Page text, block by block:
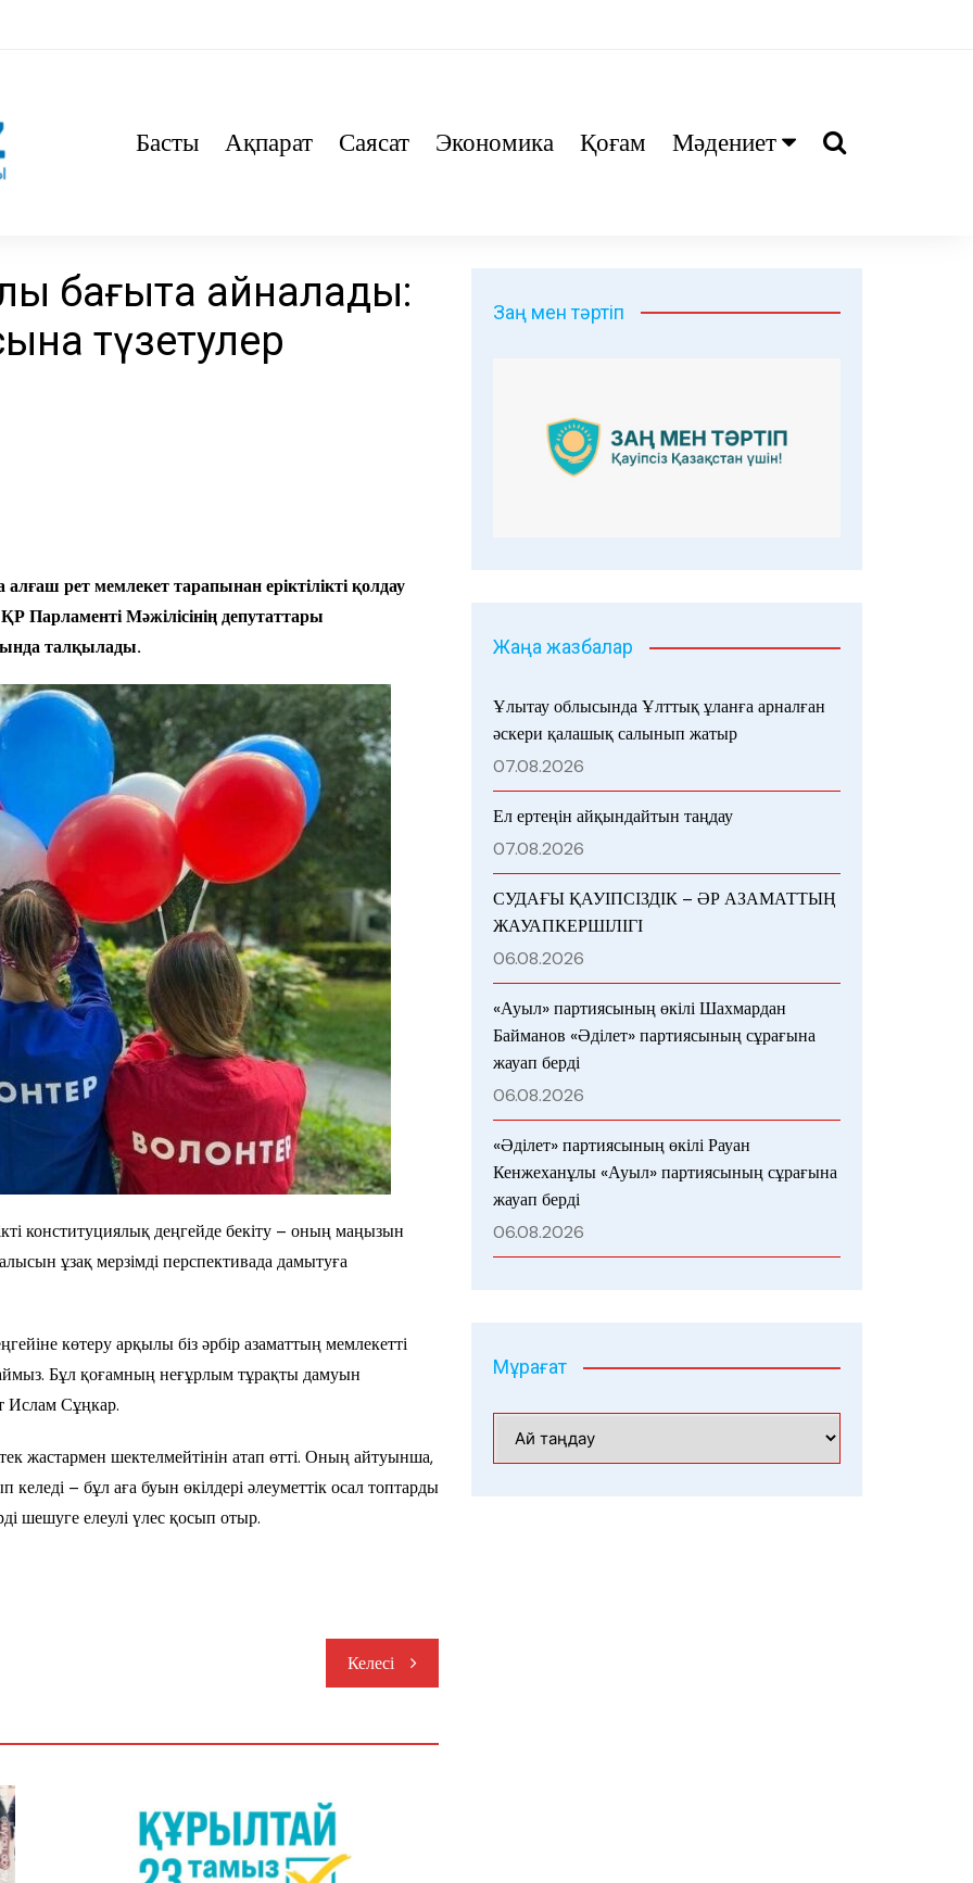
Басты Ақпарат Саясат Экономика Қоғам Мәдениет
бағытқа айналады:
түзетулер
рет мемлекет тарапынан еріктілікті қолдау
Парламенті Мәжілісінің депутаттары
талқылады.
конституциялық деңгейде бекіту – оның маңызын
ұзақ мерзімді перспективада дамытуға
көтеру арқылы біз әрбір азаматтың мемлекетті
Бұл қоғамның неғұрлым тұрақты дамуын
Ислам Сұңкар.
жастармен шектелмейтінін атап өтті. Оның айтуынша,
келеді – бұл аға буын өкілдері әлеуметтік осал топтарды
шешуге елеулі үлес қосып отыр.
Келесі
Заң мен тәртіп
Жаңа жазбалар
Ұлытау облысында Ұлттық ұланға арналған
әскери қалашық салынып жатыр
07.08.2026
Ел ертеңін айқындайтын таңдау
07.08.2026
СУДАҒЫ ҚАУІПСІЗДІК – ӘР АЗАМАТТЫҢ
ЖАУАПКЕРШІЛІГІ
06.08.2026
«Ауыл» партиясының өкілі Шахмардан
Байманов «Әділет» партиясының сұрағына
жауап берді
06.08.2026
«Әділет» партиясының өкілі Рауан
Кенжеханұлы «Ауыл» партиясының сұрағына
жауап берді
06.08.2026
Мұрағат